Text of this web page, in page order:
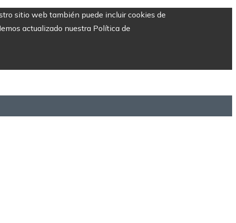
sitio web también puede incluir cookies de
actualizado nuestra Política de